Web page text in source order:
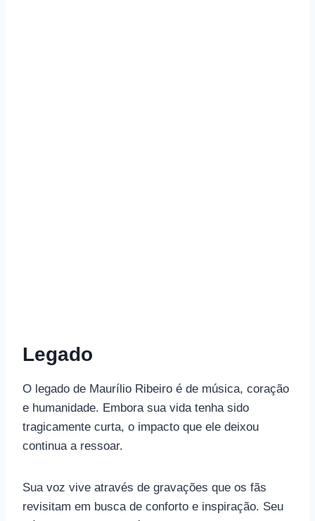
Legado
O legado de Maurílio Ribeiro é de música, coração
e humanidade. Embora sua vida tenha sido
tragicamente curta, o impacto que ele deixou
continua a ressoar.
Sua voz vive através de gravações que os fãs
revisitam em busca de conforto e inspiração. Seu